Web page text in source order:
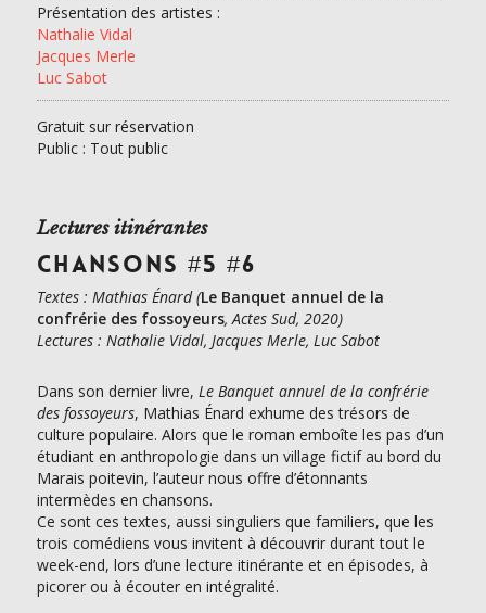
Présentation des artistes :
Nathalie Vidal
Jacques Merle
Luc Sabot
Gratuit sur réservation
Public : Tout public
Lectures itinérantes
CHANSONS #5 #6
Textes : Mathias Énard (Le Banquet annuel de la
confrérie des fossoyeurs, Actes Sud, 2020)
Lectures : Nathalie Vidal, Jacques Merle, Luc Sabot
Dans son dernier livre, Le Banquet annuel de la confrérie
des fossoyeurs, Mathias Énard exhume des trésors de
culture populaire. Alors que le roman emboîte les pas d’un
étudiant en anthropologie dans un village fictif au bord du
Marais poitevin, l’auteur nous offre d’étonnants
intermèdes en chansons.
Ce sont ces textes, aussi singuliers que familiers, que les
trois comédiens vous invitent à découvrir durant tout le
week-end, lors d’une lecture itinérante et en épisodes, à
picorer ou à écouter en intégralité.